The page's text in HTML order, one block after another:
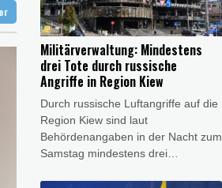
Militärverwaltung: Mindestens
drei Tote durch russische
Angriffe in Region Kiew
Durch russische Luftangriffe auf die
Region Kiew sind laut
Behördenangaben in der Nacht zum
Samstag mindestens drei